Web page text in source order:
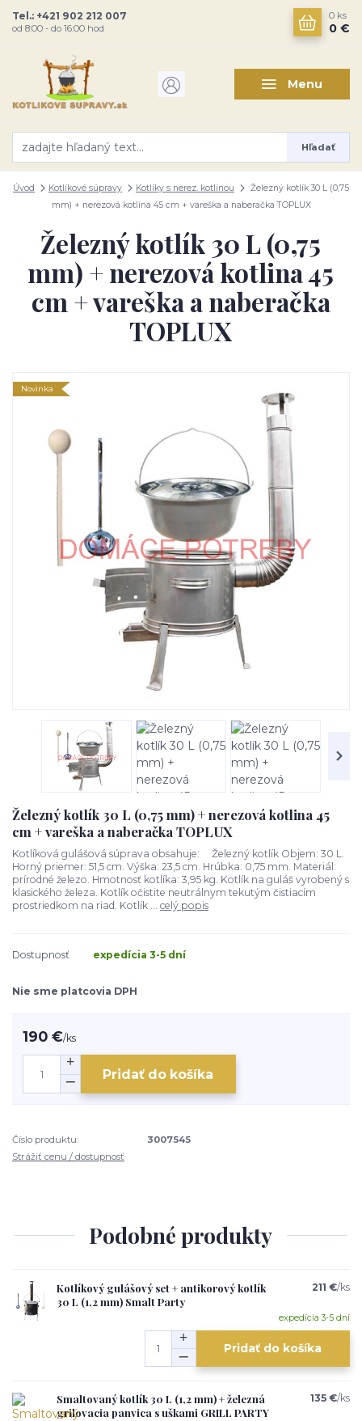
Menu
Hľadať
Tel.: +421 902 212 007
od 8:00 - do 16:00 hod
0 ks
0 €
Úvod Kotlíkové súpravy Kotlíky s nerez. kotlinou
Železný kotlík 30 L (0,75
mm) + nerezová kotlina 45 cm + vareška a naberačka TOPLUX
Železný kotlík 30 L (0,75
mm) + nerezová kotlina 45
cm + vareška a naberačka
TOPLUX
Novinka
Železný kotlík 30 L (0,75 mm) + nerezová kotlina 45
cm + vareška a naberačka TOPLUX
Kotlíková gulášová súprava obsahuje: Železný kotlík Objem: 30 L.
Horný priemer: 51,5 cm. Výška: 23,5 cm. Hrúbka: 0,75 mm. Materiál:
prírodné železo. Hmotnosť kotlíka: 3,95 kg. Kotlík na guláš vyrobený s
klasického železa. Kotlík očistite neutrálnym tekutým čistiacím
prostriedkom na riad. Kotlík ... celý popis
Dostupnosť expedícia 3-5 dní
Nie sme platcovia DPH
190 €/ks
Pridať do košíka
Číslo produktu:
3007545
Strážiť cenu / dostupnosť
Podobné produkty
Kotlíkový gulášový set + antikorový kotlík
30 L (1,2 mm) Smalt Party
211 €/ks
expedícia 3-5 dní
Pridať do košíka
Smaltovaný kotlík 30 L (1,2 mm) + železná
grilovacia panvica s uškami GRILL PARTY
135 €/ks